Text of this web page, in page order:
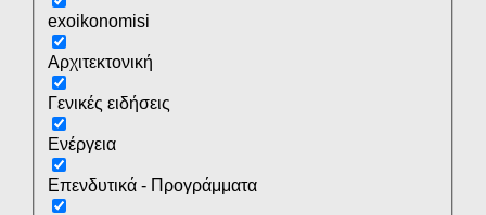
exoikonomisi
Αρχιτεκτονική
Γενικές ειδήσεις
Ενέργεια
Επενδυτικά - Προγράμματα